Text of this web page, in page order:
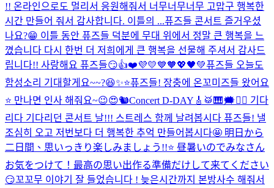
!! 온라인으로도 멀리서 응원해줘서 너무너무너무 고맙구 행복한
시간 만들어 줘서 감사합니다. 이틀의 ...퓨즈들 콘서트 즐거우셨
나요?😁 이틀 동안 퓨즈들 덕분에 무대 위에서 정말 큰 행복을 느
꼈습니다 다시 한번 더 저희에게 큰 행복을 선물해 주셔서 감사드
립니다!! 사랑해요 퓨즈들😏👍❤️💜💛💙🧡💖🖤💚퓨즈들 오늘도
함성소리 기대할게요~~?😆✨⭐️퓨즈들! 장충에 온꼬미즈들 왔어요
⭐️ 만나면 인사 해줘요~😉😍🐿️Concert D-DAY🎸🥁🎹🗯️❤️‍🔥 기다
리다 기다리던 콘서트 날!!! 스트레스 함께 날려봅시다 퓨즈들! 낼
조심히 오고 저번보다 더 행복한 추억 만들어봅시다🤩 明日から
二日間、思いっきり楽しみましょう!!⭐️ 昼暑いのでみなさん
お気をつけて！最高の思い出作る準備だけして来てください
😏꼬꼬무 이야기 잘 들었습니다 ! 늦은시간까지 본방사수 해줘서